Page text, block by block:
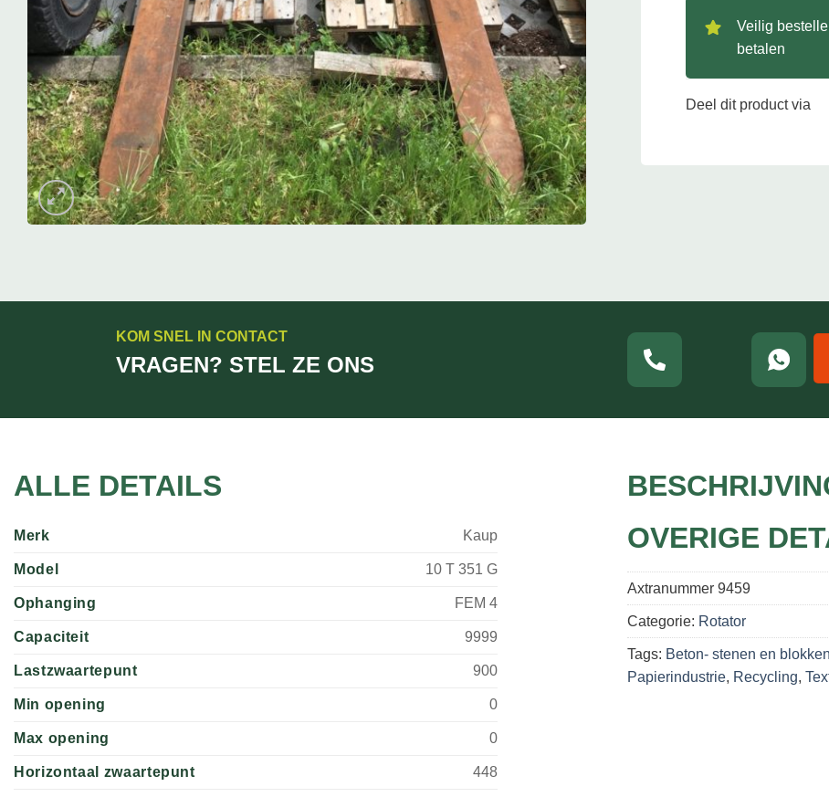
Veilig
betalen
Deel dit product via
KOM SNEL IN CONTACT
VRAGEN? STEL ZE ONS
ALLE DETAILS
Merk Kaup
Model 10 T 351 G
Ophanging FEM 4
Capaciteit 9999
Lastzwaartepunt 900
Min opening 0
Max opening 0
Horizontaal zwaartepunt 448
OVERIGE
Axtranummer 9459
Categorie: Rotator
Tags: Beton- stenen en blokken
Papierindustrie, Recycling,